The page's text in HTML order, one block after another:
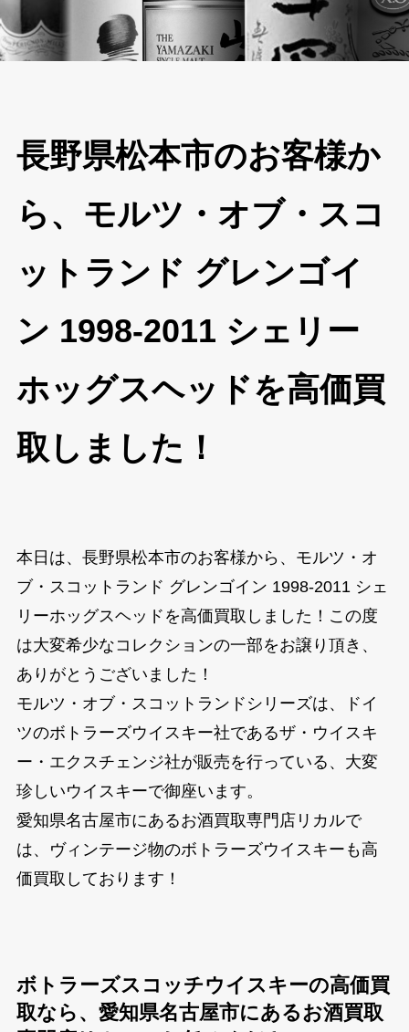
長野県松本市のお客様か
ら、モルツ・オブ・スコ
ットランド グレンゴイ
ン 1998-2011 シェリー
ホッグスヘッドを高価買
取しました！
本日は、長野県松本市のお客様から、モルツ・オ
ブ・スコットランド グレンゴイン 1998-2011 シェ
リーホッグスヘッドを高価買取しました！この度
は大変希少なコレクションの一部をお譲り頂き、
ありがとうございました！
モルツ・オブ・スコットランドシリーズは、ドイ
ツのボトラーズウイスキー社であるザ・ウイスキ
ー・エクスチェンジ社が販売を行っている、大変
珍しいウイスキーで御座います。
愛知県名古屋市にあるお酒買取専門店リカルで
は、ヴィンテージ物のボトラーズウイスキーも高
価買取しております！
ボトラーズスコッチウイスキーの高価買
取なら、愛知県名古屋市にあるお酒買取